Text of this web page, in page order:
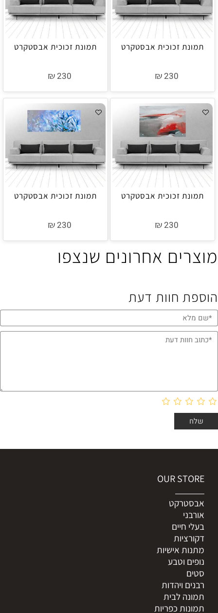
תמונת זכוכית אבסטקרט
₪ 230
תמונת זכוכית אבסטקרט
₪ 230
תמונת זכוכית אבסטקרט
₪ 230
תמונת זכוכית אבסטקרט
₪ 230
מוצרים אחרונים שנצפו
הוספת חוות דעת
OUR STORE
אבסטרקט
אורבני
בעלי חיים
דקורציות
מתנות אישיות
נופים וטבע
סטים
רבנים ויהדות
תמונה לבית
תמונות כפריות